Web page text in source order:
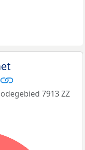
7913 ZZ